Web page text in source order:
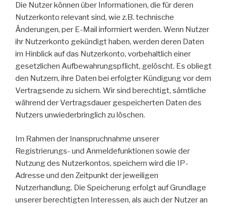
Die Nutzer können über Informationen, die für deren
Nutzerkonto relevant sind, wie z.B. technische
Änderungen, per E-Mail informiert werden. Wenn Nutzer
ihr Nutzerkonto gekündigt haben, werden deren Daten
im Hinblick auf das Nutzerkonto, vorbehaltlich einer
gesetzlichen Aufbewahrungspflicht, gelöscht. Es obliegt
den Nutzern, ihre Daten bei erfolgter Kündigung vor dem
Vertragsende zu sichern. Wir sind berechtigt, sämtliche
während der Vertragsdauer gespeicherten Daten des
Nutzers unwiederbringlich zu löschen.
Im Rahmen der Inanspruchnahme unserer
Registrierungs- und Anmeldefunktionen sowie der
Nutzung des Nutzerkontos, speichern wird die IP-
Adresse und den Zeitpunkt der jeweiligen
Nutzerhandlung. Die Speicherung erfolgt auf Grundlage
unserer berechtigten Interessen, als auch der Nutzer an